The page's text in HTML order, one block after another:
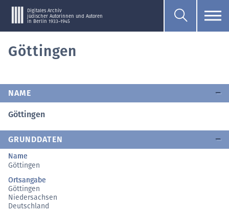
Digitales Archiv
jüdischer Autorinnen und Autoren
in Berlin 1933–1945
Göttingen
NAME
Göttingen
GRUNDDATEN
Name
Göttingen
Ortsangabe
Göttingen
Niedersachsen
Deutschland